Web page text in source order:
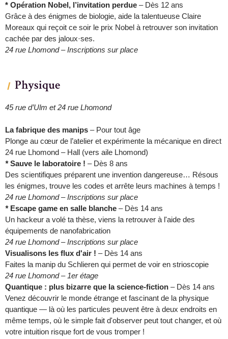
* Opération Nobel, l’invitation perdue – Dès 12 ans
Grâce à des énigmes de biologie, aide la talentueuse Claire
Moreaux qui reçoit ce soir le prix Nobel à retrouver son invitation
cachée par des jaloux·ses.
24 rue Lhomond – Inscriptions sur place
Physique
45 rue d’Ulm et 24 rue Lhomond
La fabrique des manips – Pour tout âge
Plonge au cœur de l’atelier et expérimente la mécanique en direct
24 rue Lhomond – Hall (vers aile Lhomond)
*Sauve le laboratoire ! – Dès 8 ans
Des scientifiques préparent une invention dangereuse… Résous
les énigmes, trouve les codes et arrête leurs machines à temps !
24 rue Lhomond – Inscriptions sur place
* Escape game en salle blanche – Dès 14 ans
Un hackeur a volé ta thèse, viens la retrouver à l'aide des
équipements de nanofabrication
24 rue Lhomond – Inscriptions sur place
Visualisons les flux d'air ! – Dès 14 ans
Faites la manip du Schlieren qui permet de voir en strioscopie
24 rue Lhomond – 1er étage
Quantique : plus bizarre que la science-fiction – Dès 14 ans
Venez découvrir le monde étrange et fascinant de la physique
quantique — là où les particules peuvent être à deux endroits en
même temps, où le simple fait d'observer peut tout changer, et où
votre intuition risque fort de vous tromper !